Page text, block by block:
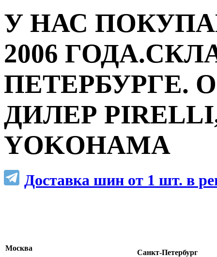
У НАС
2006
ПЕТЕРБУРГЕ.
ДИЛЕР
YOKOHAMA
Доставка шин от 1 шт. в
Москва
Санкт-Петербург